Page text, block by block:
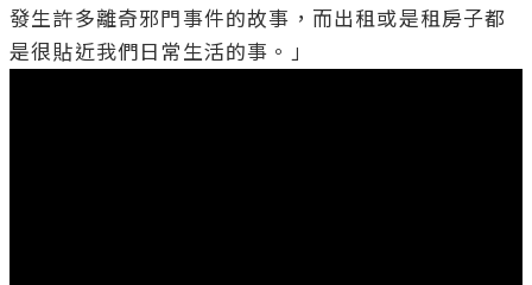
發生許多離奇邪門事件的故事，而出租或是租房子都